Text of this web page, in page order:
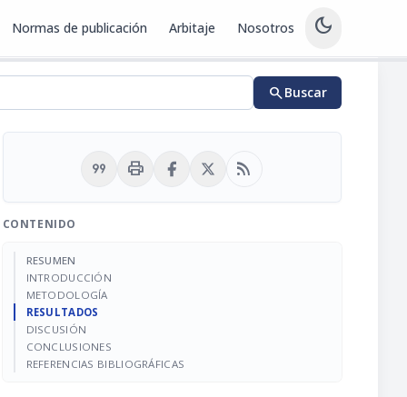
Normas de publicación Arbitaje Nosotros dark_mode
searchBuscar
format_quote print rss_feed
CONTENIDO
RESUMEN
INTRODUCCIÓN
METODOLOGÍA
RESULTADOS
DISCUSIÓN
CONCLUSIONES
REFERENCIAS BIBLIOGRÁFICAS